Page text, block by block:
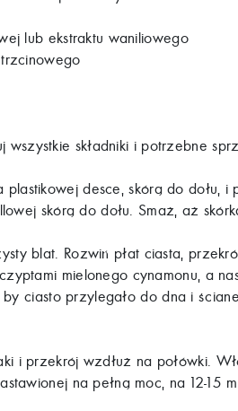
lub ekstraktu waniliowego
wszystkie składniki i potrzebne
plastikowej desce, skórą do dołu,
skórą do dołu. Smaż, aż
blat. Rozwiń płat ciasta,
mielonego cynamonu, a
by ciasto przylegało do dna i
i przekrój wzdłuż na połówki.
na pełną moc, na 12-15